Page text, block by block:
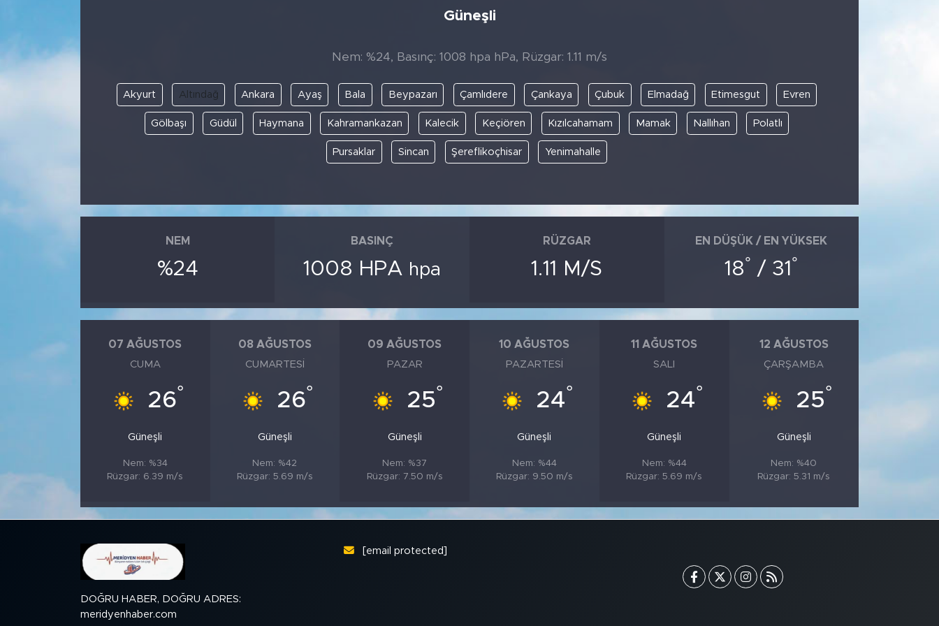
Güneşli
Nem: %24, Basınç: 1008 hpa hPa, Rüzgar: 1.11 m/s
Akyurt Altındağ Ankara Ayaş Bala Beypazarı Çamlıdere Çankaya Çubuk Elmadağ Etimesgut Evren
Gölbaşı Güdül Haymana Kahramankazan Kalecik Keçiören Kızılcahamam Mamak Nallıhan Polatlı
Pursaklar Sincan Şereflikoçhisar Yenimahalle
NEM
%24
BASINÇ
1008 HPA hpa
RÜZGAR
1.11 M/S
EN DÜŞÜK / EN YÜKSEK
18° / 31 °
07 AĞUSTOS
CUMA
26°
Güneşli
Nem: %34
Rüzgar: 6.39 m/s
08 AĞUSTOS
CUMARTESI
26°
Güneşli
Nem: %42
Rüzgar: 5.69 m/s
09 AĞUSTOS
PAZAR
25°
Güneşli
Nem: %37
Rüzgar: 7.50 m/s
10 AĞUSTOS
PAZARTESI
24°
Güneşli
Nem: %44
Rüzgar: 9.50 m/s
11 AĞUSTOS
SALI
24°
Güneşli
Nem: %44
Rüzgar: 5.69 m/s
12 AĞUSTOS
ÇARŞAMBA
25°
Güneşli
Nem: %40
Rüzgar: 5.31 m/s
DOĞRU HABER, DOĞRU ADRES:
meridyenhaber.com
[email protected]
RÖPÖRTAJ
YAZARLAR
EKONOMİ
SPOR
TARİH
KADIN
SAĞLIK
SİYASET